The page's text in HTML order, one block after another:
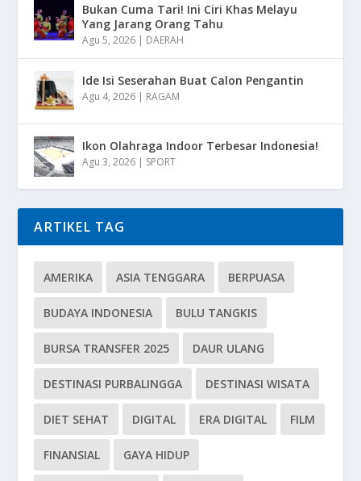
Bukan Cuma Tari! Ini Ciri Khas Melayu
Yang Jarang Orang Tahu
Agu 5, 2026 | DAERAH
Ide Isi Seserahan Buat Calon Pengantin
Agu 4, 2026 | RAGAM
Ikon Olahraga Indoor Terbesar Indonesia!
Agu 3, 2026 | SPORT
ARTIKEL TAG
AMERIKA ASIA TENGGARA BERPUASA
BUDAYA INDONESIA BULU TANGKIS
BURSA TRANSFER 2025 DAUR ULANG
DESTINASI PURBALINGGA DESTINASI WISATA
DIET SEHAT DIGITAL ERA DIGITAL FILM
FINANSIAL GAYA HIDUP